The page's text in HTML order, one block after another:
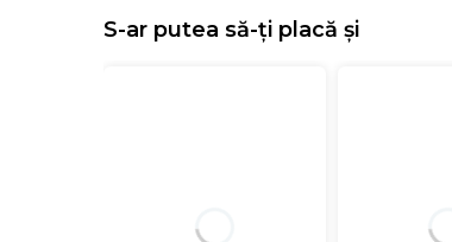
S-ar putea să-ți placă și